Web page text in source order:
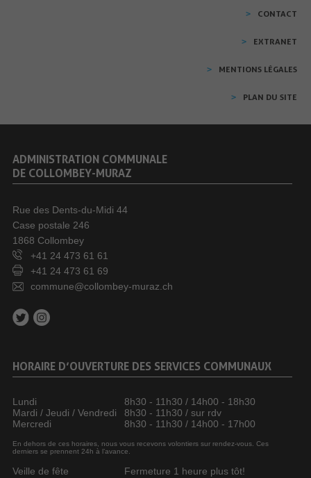
CONTACT
EXTRANET
MENTIONS LÉGALES
PLAN DU SITE
ADMINISTRATION COMMUNALE
DE COLLOMBEY-MURAZ
Rue des Dents-du-Midi 44
Case postale 246
1868 Collombey
+41 24 473 61 61
+41 24 473 61 69
commune@collombey-muraz.ch
HORAIRE D’OUVERTURE DES SERVICES COMMUNAUX
Lundi
8h30 - 11h30 / 14h00 - 18h30
Mardi / Jeudi / Vendredi
8h30 - 11h30 / sur rdv
Mercredi
8h30 - 11h30 / 14h00 - 17h00
En dehors de ces horaires, nous vous recevons volontiers sur rendez-vous. Ces
derniers se prennent 24h à l’avance.
Veille de fête Fermeture 1 heure plus tôt!